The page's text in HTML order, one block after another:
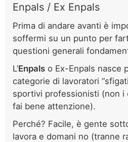
Enpals / Ex Enpals
Prima di andare avanti è
soffermi su un punto per
questioni generali
L’Enpals o Ex-Enpals nasce
categorie di lavoratori
sportivi professionisti (non i
fai bene attenzione).
Perché? Facile, è gente
lavora e domani no (tranne